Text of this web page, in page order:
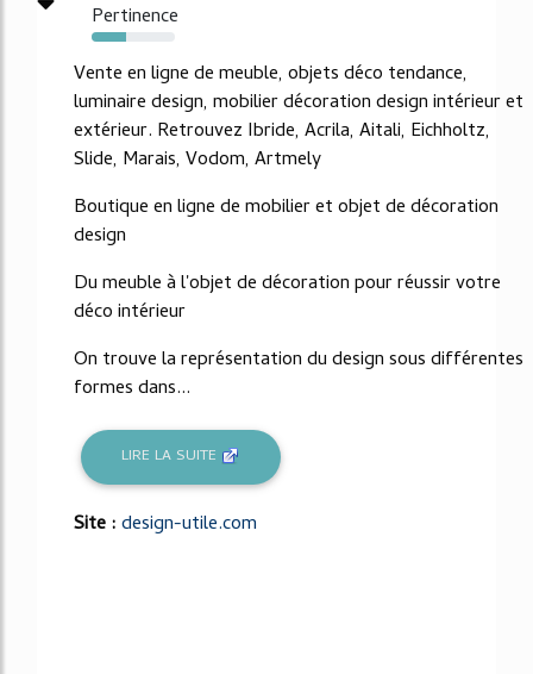
Pertinence
41%
Vente en ligne de meuble, objets déco tendance,
luminaire design, mobilier décoration design intérieur et
extérieur. Retrouvez Ibride, Acrila, Aitali, Eichholtz,
Slide, Marais, Vodom, Artmely
Boutique en ligne de mobilier et objet de décoration
design
Du meuble à l'objet de décoration pour réussir votre
déco intérieur
On trouve la représentation du design sous différentes
formes dans...
LIRE LA SUITE
Site :design-utile.com